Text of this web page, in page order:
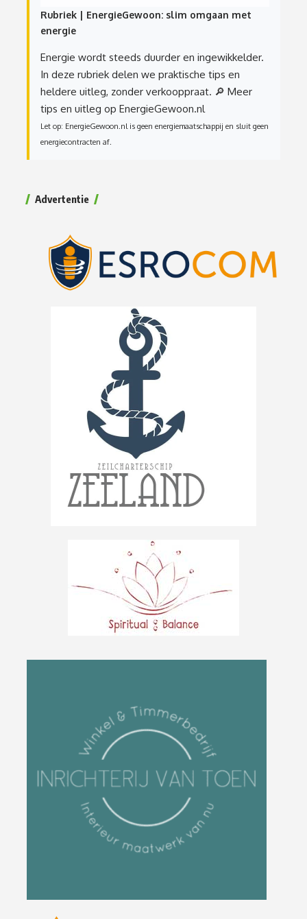
Rubriek | EnergieGewoon: slim omgaan met
energie
Energie wordt steeds duurder en ingewikkelder.
In deze rubriek delen we praktische tips en
heldere uitleg, zonder verkooppraat. 🔎 Meer
tips en uitleg op EnergieGewoon.nl
Let op: EnergieGewoon.nl is geen energiemaatschappij en sluit geen
energiecontracten af.
Advertentie